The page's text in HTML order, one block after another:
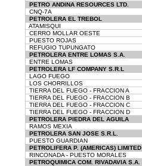
PETRO ANDINA RESOURCES LTD.
CNQ-7A
PETROLERA EL TREBOL
ATAMISQUI
CERRO MOLLAR OESTE
PUESTO ROJAS
REFUGIO TUPUNGATO
PETROLERA ENTRE LOMAS S.A.
ENTRE LOMAS
PETROLERA LF COMPANY S.R.L
LAGO FUEGO
LOS CHORRILLOS
TIERRA DEL FUEGO - FRACCION A
TIERRA DEL FUEGO - FRACCION B
TIERRA DEL FUEGO - FRACCION C
TIERRA DEL FUEGO - FRACCION D
PETROLERA PIEDRA DEL AGUILA
RAMOS MEXIA
PETROLERA SAN JOSE S.R.L.
PUESTO GUARDIAN
PETROLIFERA P. (AMERICAS) LIMITED
RINCONADA - PUESTO MORALES
PETROQUIMICA COM. RIVADAVIA S.A.